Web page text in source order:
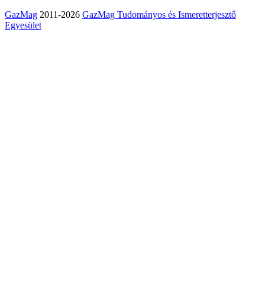
GazMag 2011-2026 GazMag Tudományos és Ismeretterjesztő
Egyesület